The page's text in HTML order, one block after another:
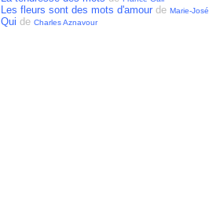
Les fleurs sont des mots d'amour de Marie-José
Qui de Charles Aznavour